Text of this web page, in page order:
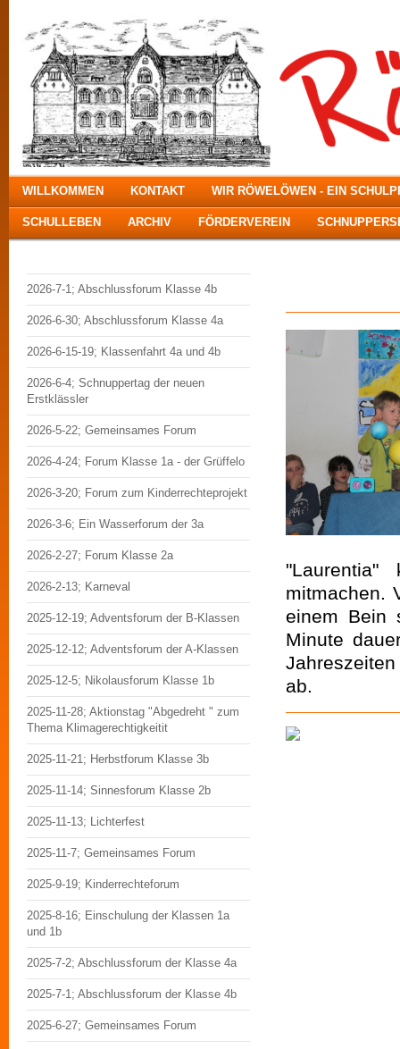
WILLKOMMEN KONTAKT WIR RÖWELÖWEN - EIN
SCHULLEBEN ARCHIV FÖRDERVEREIN
2026-7-1; Abschlussforum Klasse 4b
2026-6-30; Abschlussforum Klasse 4a
2026-6-15-19; Klassenfahrt 4a und 4b
2026-6-4; Schnuppertag der neuen
Erstklässler
2026-5-22; Gemeinsames Forum
2026-4-24; Forum Klasse 1a - der Grüffelo
2026-3-20; Forum zum Kinderrechteprojekt
2026-3-6; Ein Wasserforum der 3a
2026-2-27; Forum Klasse 2a
2026-2-13; Karneval
2025-12-19; Adventsforum der B-Klassen
2025-12-12; Adventsforum der A-Klassen
2025-12-5; Nikolausforum Klasse 1b
2025-11-28; Aktionstag "Abgedreht " zum
Thema Klimagerechtigkeitit
2025-11-21; Herbstforum Klasse 3b
2025-11-14; Sinnesforum Klasse 2b
2025-11-13; Lichterfest
2025-11-7; Gemeinsames Forum
2025-9-19; Kinderrechteforum
2025-8-16; Einschulung der Klassen 1a
und 1b
2025-7-2; Abschlussforum der Klasse 4a
2025-7-1; Abschlussforum der Klasse 4b
2025-6-27; Gemeinsames Forum
mitmachen.
einem Bein
Minute
ab.